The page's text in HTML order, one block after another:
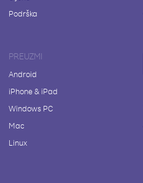
Podrška
PREUZMI
Android
iPhone & iPad
Windows PC
Mac
Linux